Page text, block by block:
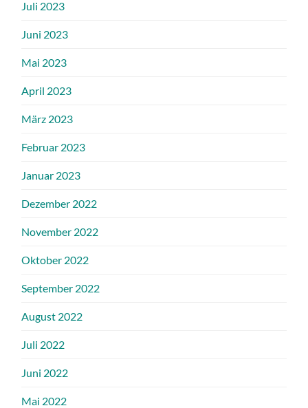
Juli 2023
Juni 2023
Mai 2023
April 2023
März 2023
Februar 2023
Januar 2023
Dezember 2022
November 2022
Oktober 2022
September 2022
August 2022
Juli 2022
Juni 2022
Mai 2022